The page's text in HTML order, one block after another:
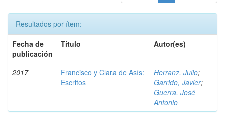
Resultados por ítem:
Fecha de
publicación
Título Autor(es)
2017
Francisco y Clara de Asís:
Escritos
Herranz, Julio;
Garrido, Javier;
Guerra, José
Antonio